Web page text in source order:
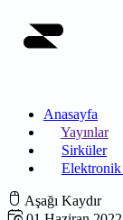
Anasayfa
Yayınlar
Sirküler
Elektronik
Aşağı Kaydır